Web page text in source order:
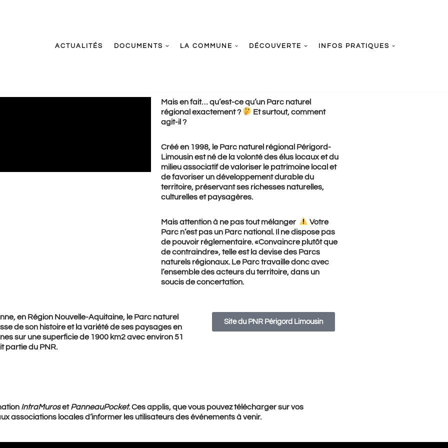
ACTUALITÉS DOCUMENTS LA COMMUNE DÉCOUVERTE INFOS PRATIQUES
Mais en fait… qu’est-ce qu’un Parc naturel
régional exactement ?
Et surtout, comment
agit-il ?
Créé en 1998, le Parc naturel régional Périgord-
Limousin est né de la volonté des élus locaux et du
milieu associatif de valoriser le patrimoine local et
de favoriser un développement durable du
territoire, préservant ses richesses naturelles,
culturelles et paysagères.
Mais attention à ne pas tout mélanger
Votre
Parc n’est pas un Parc national. Il ne dispose pas
de pouvoir réglementaire. «Convaincre plutôt que
de contraindre», telle est la devise des Parcs
naturels régionaux. Le Parc travaille donc avec
l’ensemble des acteurs du territoire, dans un
soucis de concertation.
en Région Nouvelle-Aquitaine, le Parc naturel
de son histoire et la variété de ses paysages en
sur une superficie de 1900 km2 avec environ 51
partie du PNR.
Site du PNR Périgord Limousin
IntraMurosetPanneauPocket. Ces applis, que vous pouvez télécharger sur vos
associations locales d’informer les utilisateurs des événements à venir.